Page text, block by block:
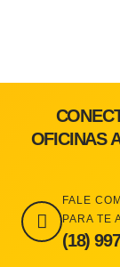
OFICINAS
FALE
PARA TE
(18)